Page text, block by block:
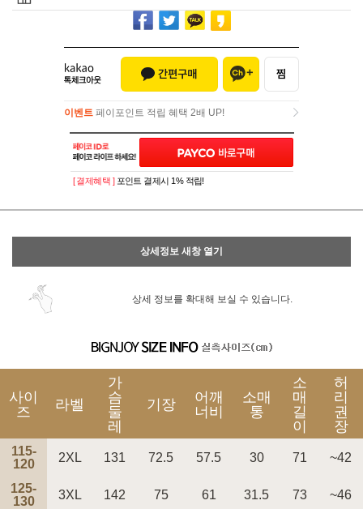
이벤트 페이포인트 적립 혜택 2배 UP!
이벤트페이포인트 적립 혜택 2배 UP!
[ 결제혜택 ] 포인트 결제시 1% 적립!
상세정보 새창 열기
상세 정보를 확대해 보실 수 있습니다.
사이
즈
라벨
가
슴
둘
레
기장
어깨
너비
소매
통
소
매
길
이
허
리
권
장
115-
120
2XL 131 72.5 57.5 30 71 ~42
125-
130
3XL 142 75 61 31.5 73 ~46